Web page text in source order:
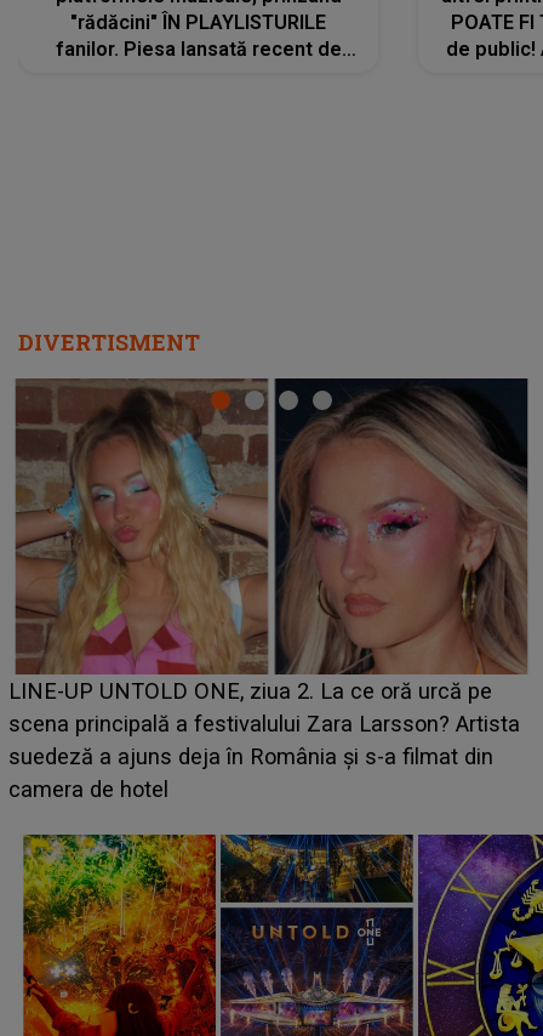
"rădăcini" ÎN PLAYLISTURILE
fanilor. Piesa lansată recent de
POATE FI
de public!
DIVERTISMENT
Ce a dezvăluit noua concurentă din "Casa Iubirii" l-a
luat prin surprindere pe Emanuel. CINE ESTE
BĂIATUL VIZAT de Alexandra?! Aflându-se în fața
faptului împlinit, A RECUNOSCUT IMEDIAT: "Am